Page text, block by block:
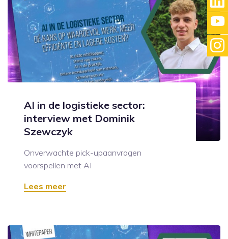
AI in de logistieke sector:
interview met Dominik
Szewczyk
Onverwachte pick-upaanvragen
voorspellen met AI
Lees meer